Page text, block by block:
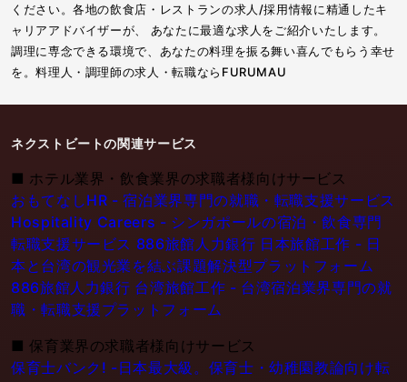
ください。各地の飲食店・レストランの求人/採用情報に精通したキ
ャリアアドバイザーが、 あなたに最適な求人をご紹介いたします。
調理に専念できる環境で、あなたの料理を振る舞い喜んでもらう幸せ
を。料理人・調理師の求人・転職ならFURUMAU
ネクストビートの関連サービス
■ ホテル業界・飲食業界の求職者様向けサービス
おもてなしHR - 宿泊業界専門の就職・転職支援サービス
Hospitality Careers - シンガポールの宿泊・飲食専門
転職支援サービス 886旅館人力銀行 日本旅館工作 - 日
本と台湾の観光業を結ぶ課題解決型プラットフォーム
886旅館人力銀行 台湾旅館工作 - 台湾宿泊業界専門の就
職・転職支援プラットフォーム
■ 保育業界の求職者様向けサービス
保育士バンク! -日本最大級。保育士・幼稚園教論向け転